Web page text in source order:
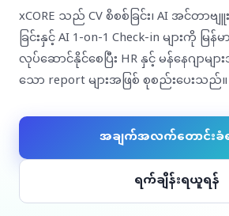
ဆက်သွယ်ရန်
မြန်မာ
xCORE သည် CV စိစစ်ခြင်း၊ AI အင်တာဗ
ခြင်းနှင့် AI 1-on-1 Check-in များကို မြ
လုပ်ဆောင်နိုင်စေပြီး HR နှင့် မန်နေဂျာ
သော report များအဖြစ် စုစည်းပေးသည်။
အချက်အလက်တောင်းခံ
ရက်ချိန်းရယူရန်